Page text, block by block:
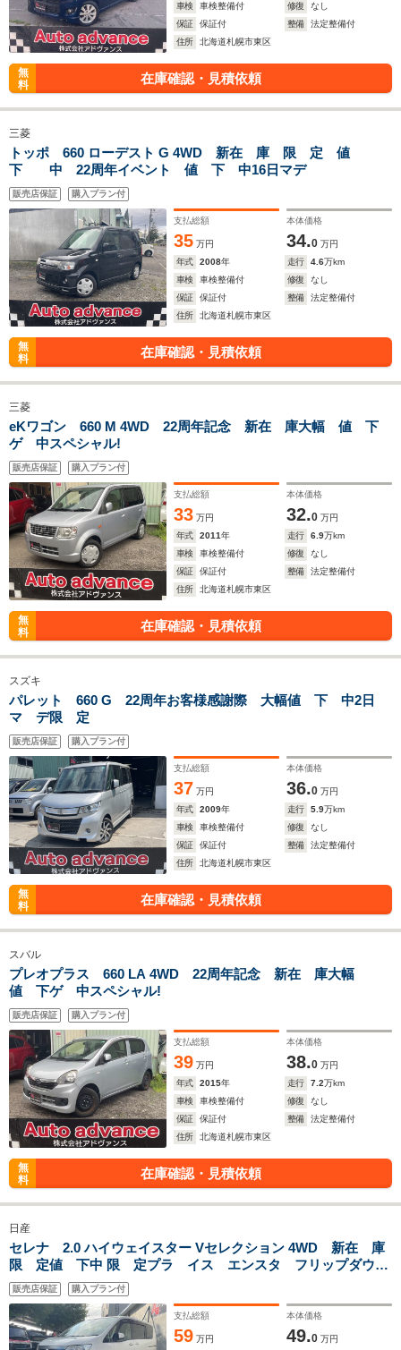
車検
車検整備付 修復
なし
保証
保証付 整備
法定整備付
住所
北海道札幌市東区
無
料
在庫確認・見積依頼
三菱
トッポ 660 ローデスト G 4WD 新在 庫 限 定 値
下 中 22周年イベント 値 下 中16日マデ
販売店保証 購入プラン付
支払総額
35 万円
本体価格
34.0 万円
年式
2008年 走行 4.6万km
車検
車検整備付 修復
なし
保証
保証付 整備
法定整備付
住所
北海道札幌市東区
無
料
在庫確認・見積依頼
三菱
eKワゴン 660 M 4WD 22周年記念 新在 庫大幅 値 下
ゲ 中スペシャル!
販売店保証 購入プラン付
支払総額
33 万円
本体価格
32.0 万円
年式
2011年 走行 6.9万km
車検
車検整備付 修復
なし
保証
保証付 整備
法定整備付
住所
北海道札幌市東区
無
料
在庫確認・見積依頼
スズキ
パレット 660 G 22周年お客様感謝際 大幅値 下 中2日
マ デ限 定
販売店保証 購入プラン付
支払総額
37 万円
本体価格
36.0 万円
年式
2009年 走行 5.9万km
車検
車検整備付 修復
なし
保証
保証付 整備
法定整備付
住所
北海道札幌市東区
無
料
在庫確認・見積依頼
スバル
プレオプラス 660 LA 4WD 22周年記念 新在 庫大幅
値 下ゲ 中スペシャル!
販売店保証 購入プラン付
支払総額
39 万円
本体価格
38.0 万円
年式
2015年 走行 7.2万km
車検
車検整備付 修復
なし
保証
保証付 整備
法定整備付
住所
北海道札幌市東区
無
料
在庫確認・見積依頼
日産
セレナ 2.0 ハイウェイスター Vセレクション 4WD 新在 庫
限 定値 下中 限 定プラ イス エンスタ フリップダウ
ン ナビ TV Rカメラ
販売店保証 購入プラン付
支払総額
59 万円
本体価格
49.0 万円